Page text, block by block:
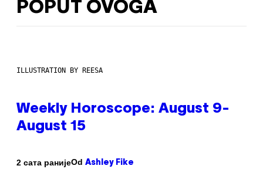
POPUT OVOGA
ILLUSTRATION BY REESA
Weekly Horoscope: August 9-
August 15
2 сата ранијеOd Ashley Fike